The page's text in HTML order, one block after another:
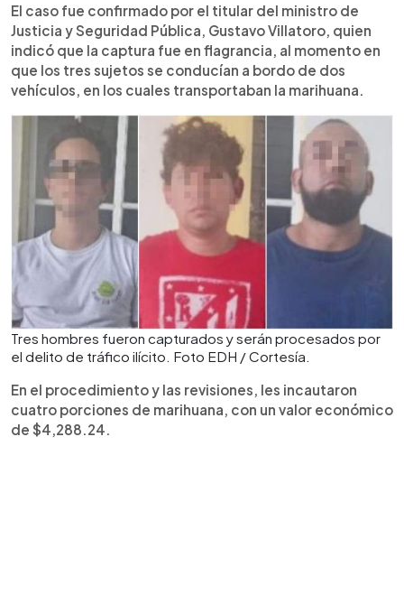
El caso fue confirmado por el titular del ministro de
Justicia y Seguridad Pública, Gustavo Villatoro, quien
indicó que la captura fue en flagrancia, al momento en
que los tres sujetos se conducían a bordo de dos
vehículos, en los cuales transportaban la marihuana.
Tres hombres fueron capturados y serán procesados por
el delito de tráfico ilícito. Foto EDH / Cortesía.
En el procedimiento y las revisiones, les incautaron
cuatro porciones de marihuana, con un valor económico
de $4,288.24.